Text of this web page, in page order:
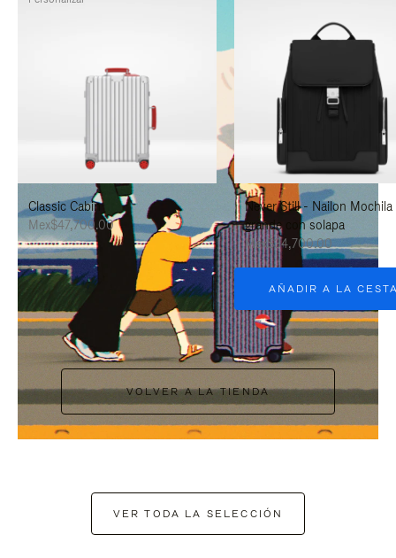
PAUSADO,
PARA
PAUSARLO.
ESTÁ
DESACTIVADO:
PULSE
PARA
ACTIVARLO.
Classic Cabin
Mex$47,700.00
Never Still - Nailon Mochila
grande con solapa
Mex$34,700.00
AÑADIR A LA
VOLVER A LA TIENDA
VER TODA LA SELECCIÓN